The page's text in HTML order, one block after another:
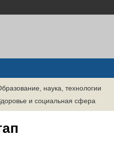
наука, технологии
и социальная сфера